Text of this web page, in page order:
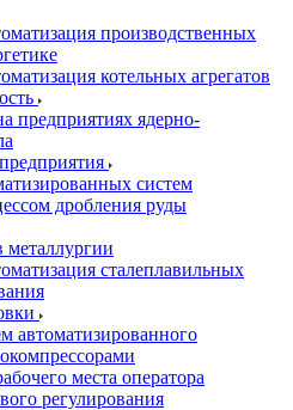
производственных
котельных агрегатов
предприятиях ядерно-
систем
дробления руды
металлургии
сталеплавильных
автоматизированного
места оператора
регулирования